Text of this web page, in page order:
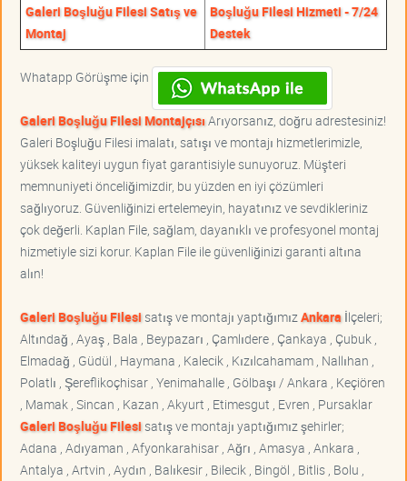
Galeri Boşluğu Filesi Satış ve
Montaj
Boşluğu Filesi Hizmeti - 7/24
Destek
Whatapp Görüşme için
Galeri Boşluğu Filesi MontajçısıArıyorsanız, doğru adrestesiniz!
Galeri Boşluğu Filesi imalatı, satışı ve montajı hizmetlerimizle,
yüksek kaliteyi uygun fiyat garantisiyle sunuyoruz. Müşteri
memnuniyeti önceliğimizdir, bu yüzden en iyi çözümleri
sağlıyoruz. Güvenliğinizi ertelemeyin, hayatınız ve sevdikleriniz
çok değerli. Kaplan File, sağlam, dayanıklı ve profesyonel montaj
hizmetiyle sizi korur. Kaplan File ile güvenliğinizi garanti altına
alın!
Galeri Boşluğu Filesisatış ve montajı yaptığımız Ankara İlçeleri;
Altındağ , Ayaş , Bala , Beypazarı , Çamlıdere , Çankaya , Çubuk ,
Elmadağ , Güdül , Haymana , Kalecik , Kızılcahamam , Nallıhan ,
Polatlı , Şereflikoçhisar , Yenimahalle , Gölbaşı / Ankara , Keçiören
, Mamak , Sincan , Kazan , Akyurt , Etimesgut , Evren , Pursaklar
Galeri Boşluğu Filesisatış ve montajı yaptığımız şehirler;
Adana , Adıyaman , Afyonkarahisar , Ağrı , Amasya , Ankara ,
Antalya , Artvin , Aydın , Balıkesir , Bilecik , Bingöl , Bitlis , Bolu ,